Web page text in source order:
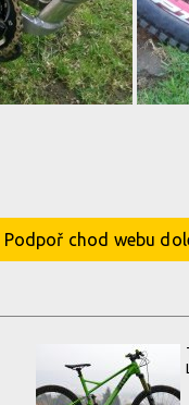
Podpoř chod webu